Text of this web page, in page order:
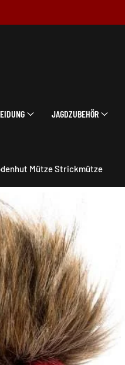
JAGDZUBEHÖR
Mütze Strickmütze